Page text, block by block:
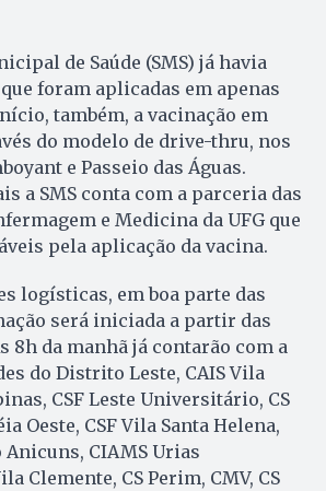
de Saúde (SMS) já havia
foram aplicadas em apenas
também, a vacinação em
do modelo de drive-thru, nos
e Passeio das Águas.
a SMS conta com a parceria das
e Medicina da UFG que
pela aplicação da vacina.
logísticas, em boa parte das
será iniciada a partir das
8h da manhã já contarão com a
do Distrito Leste, CAIS Vila
CSF Leste Universitário, CS
Oeste, CSF Vila Santa Helena,
Anicuns, CIAMS Urias
Clemente, CS Perim, CMV, CS